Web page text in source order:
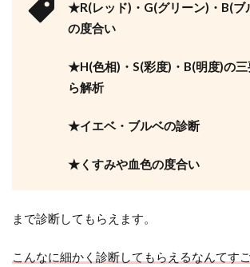
★R(レッド)・G(グリーン)・B(ブ
の度合い
★H(色相)・S(彩度)・B(明度)の三
ら解析
★イエベ・ブルベの診断
★くすみや血色の度合い
まで診断してもらえます。
こんなに細かく診断してもらえるなんてすご